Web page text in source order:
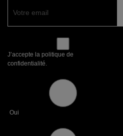
J’accepte la politique de
confidentialité.
Oui